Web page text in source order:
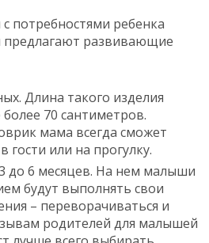
потребностями ребенка
предлагают развивающие
Длина такого изделия
более 70 сантиметров.
мама всегда сможет
гости или на прогулку.
до 6 месяцев. На нем малыши
будут выполнять свои
– переворачиваться и
родителей для малышей